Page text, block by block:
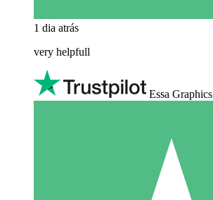
1 dia atrás
very helpfull
Essa Graphics